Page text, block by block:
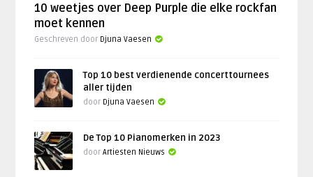
10 weetjes over Deep Purple die elke rockfan
moet kennen
Geschreven door Djuna Vaesen
Top 10 best verdienende concerttournees
aller tijden
door Djuna Vaesen
De Top 10 Pianomerken in 2023
doorArtiesten Nieuws